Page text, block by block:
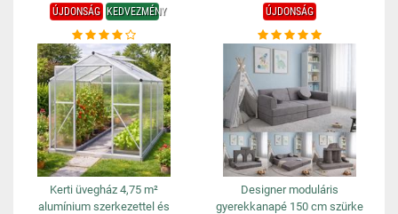
ÚJDONSÁG KEDVEZMÉNY
Kerti üvegház 4,75 m²
alumínium szerkezettel és
ÚJDONSÁG
Designer moduláris
gyerekkanapé 150 cm szürke